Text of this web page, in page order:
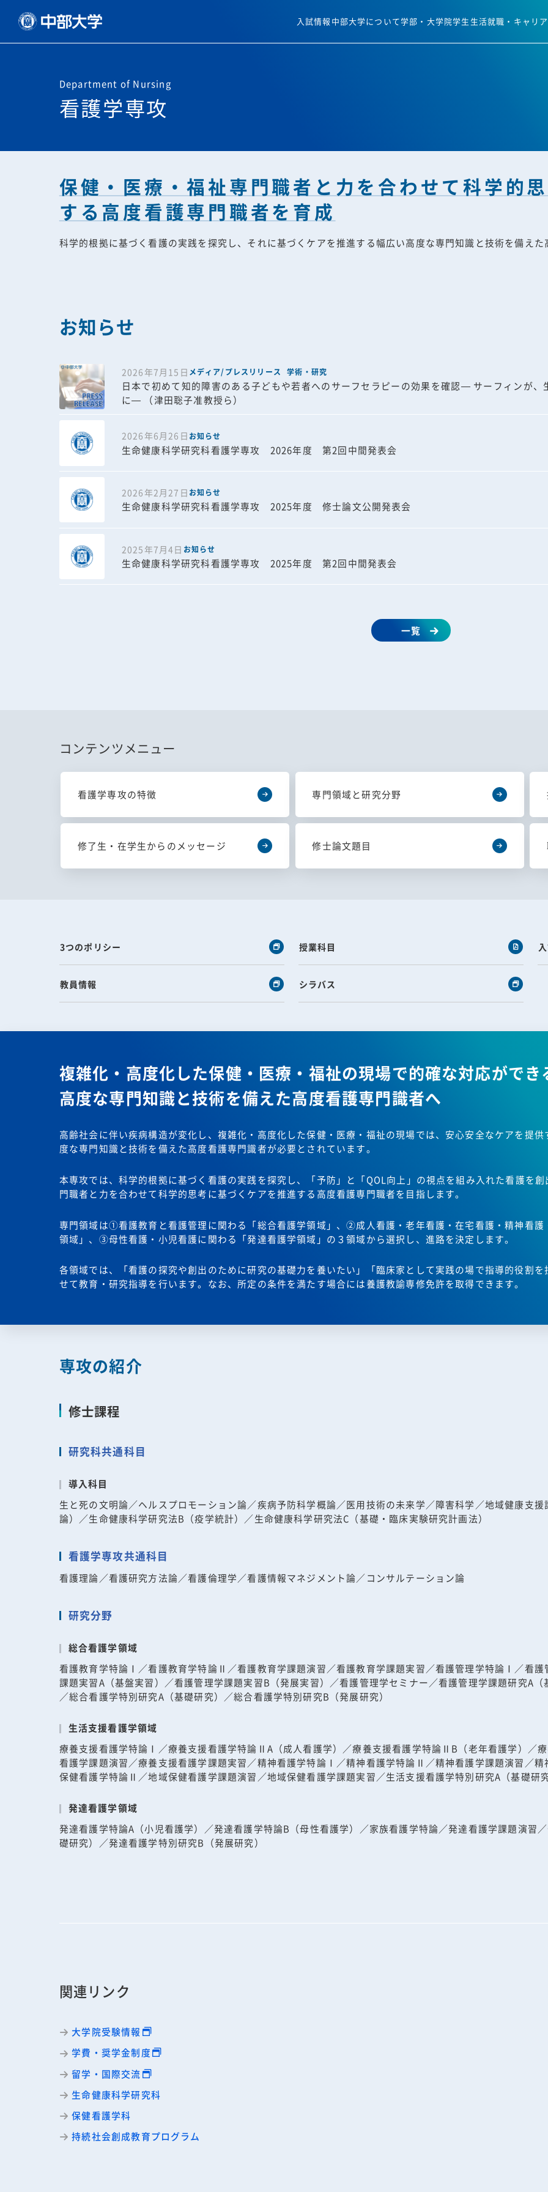
入試情報 中部大学について学部・大学院学生生活就職・キャリア
Department of Nursing
看護学専攻
保健・医療・福祉専門職者と力を合わせて科学的
する高度看護専門職者を育成
科学的根拠に基づく看護の実践を探究し、それに基づくケアを推進する幅広い高度な専門知識と技術を備え
お知らせ
2026年7月15日 メディア/プレスリリース 学術・研究
日本で初めて知的障害のある子どもや若者へのサーフセラピーの効果を確認— サーフィンが
に— （津田聡子准教授ら）
2026年6月26日 お知らせ
生命健康科学研究科看護学専攻 2026年度 第2回中間発表会
2026年2月27日 お知らせ
生命健康科学研究科看護学専攻 2025年度 修士論文公開発表会
2025年7月4日 お知らせ
生命健康科学研究科看護学専攻 2025年度 第2回中間発表会
一覧
コンテンツメニュー
看護学専攻の特徴 専門領域と研究分野
修了生・在学生からのメッセージ 修士論文題目
3つのポリシー 授業科目
教員情報 シラバス
複雑化・高度化した保健・医療・福祉の現場で的確な対応ができ
高度な専門知識と技術を備えた高度看護専門識者へ
高齢社会に伴い疾病構造が変化し、複雑化・高度化した保健・医療・福祉の現場では、安心安全なケアを提
度な専門知識と技術を備えた高度看護専門識者が必要とされています。
本専攻では、科学的根拠に基づく看護の実践を探究し、「予防」と「QOL向上」の視点を組み入れた看護を
門職者と力を合わせて科学的思考に基づくケアを推進する高度看護専門職者を目指します。
専門領域は①看護教育と看護管理に関わる「総合看護学領域」、②成人看護・老年看護・在宅看護・精神看
領域」、③母性看護・小児看護に関わる「発達看護学領域」の３領域から選択し、進路を決定します。
各領域では、「看護の探究や創出のために研究の基礎力を養いたい」「臨床家として実践の場で指導的役割
せて教育・研究指導を行います。なお、所定の条件を満たす場合には養護教諭専修免許を取得できます。
専攻の紹介
修士課程
研究科共通科目
導入科目
生と死の文明論／ヘルスプロモーション論／疾病予防科学概論／医用技術の未来学／障害科学／地域健康支
論）／生命健康科学研究法B（疫学統計）／生命健康科学研究法C（基礎・臨床実験研究計画法）
看護学専攻共通科目
看護理論／看護研究方法論／看護倫理学／看護情報マネジメント論／コンサルテーション論
研究分野
総合看護学領域
看護教育学特論Ⅰ／看護教育学特論Ⅱ／看護教育学課題演習／看護教育学課題実習／看護管理学特論Ⅰ／看
課題実習A（基盤実習）／看護管理学課題実習B（発展実習）／看護管理学セミナー／看護管理学課題研究A
／総合看護学特別研究A（基礎研究）／総合看護学特別研究B（発展研究）
生活支援看護学領域
療養支援看護学特論Ⅰ／療養支援看護学特論ⅡA（成人看護学）／療養支援看護学特論ⅡB（老年看護学）／
看護学課題演習／療養支援看護学課題実習／精神看護学特論Ⅰ／精神看護学特論Ⅱ／精神看護学課題演習／
保健看護学特論Ⅱ／地域保健看護学課題演習／地域保健看護学課題実習／生活支援看護学特別研究A（基礎研
発達看護学領域
発達看護学特論A（小児看護学）／発達看護学特論B（母性看護学）／家族看護学特論／発達看護学課題演習
礎研究）／発達看護学特別研究B（発展研究）
関連リンク
大学院受験情報
学費・奨学金制度
留学・国際交流
生命健康科学研究科
保健看護学科
持続社会創成教育プログラム